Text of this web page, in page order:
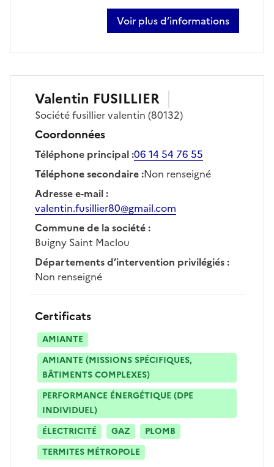
Voir plus d’informations
sur grégory stach
Valentin FUSILLIER
Sociétéfusillier valentin (80132)
Coordonnées
Téléphone principal:06 14 54 76 55
Téléphone secondaire:Non renseigné
Adresse e-mail:
valentin.fusillier80@gmail.com
Commune de la société:
Buigny Saint Maclou
Départements d’intervention privilégiés:
Non renseigné
Certificats
AMIANTE
AMIANTE (MISSIONS SPÉCIFIQUES,
BÂTIMENTS COMPLEXES)
PERFORMANCE ÉNERGÉTIQUE (DPE
INDIVIDUEL)
ÉLECTRICITÉ
GAZ
PLOMB
TERMITES MÉTROPOLE